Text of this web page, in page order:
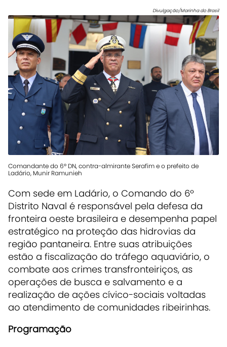
Divulgação/Marinha do Brasil
Comandante do 6º DN, contra-almirante Serafim e o prefeito de
Ladário, Munir Ramunieh
Com sede em Ladário, o Comando do 6º
Distrito Naval é responsável pela defesa da
fronteira oeste brasileira e desempenha papel
estratégico na proteção das hidrovias da
região pantaneira. Entre suas atribuições
estão a fiscalização do tráfego aquaviário, o
combate aos crimes transfronteiriços, as
operações de busca e salvamento e a
realização de ações cívico-sociais voltadas
ao atendimento de comunidades ribeirinhas.
Programação